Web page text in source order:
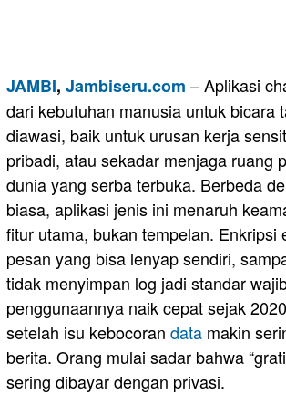
JAMBI, Jambiseru.com – Aplikasi
dari kebutuhan manusia untuk bicara
diawasi, baik untuk urusan kerja
pribadi, atau sekadar menjaga ruang
dunia yang serba terbuka. Berbeda
biasa, aplikasi jenis ini menaruh
fitur utama, bukan tempelan. Enkripsi
pesan yang bisa lenyap sendiri,
tidak menyimpan log jadi standar
penggunaannya naik cepat sejak
setelah isu kebocoran data makin
berita. Orang mulai sadar bahwa
sering dibayar dengan privasi.